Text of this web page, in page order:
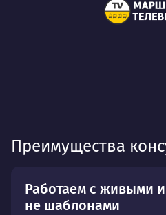
Преимущества
Работаем с живыми
не шаблонами